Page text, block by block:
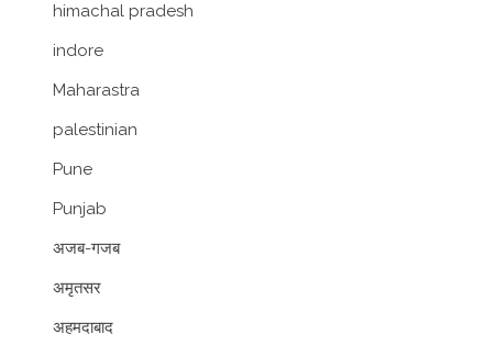
himachal pradesh
indore
Maharastra
palestinian
Pune
Punjab
अजब-गजब
अमृतसर
अहमदाबाद